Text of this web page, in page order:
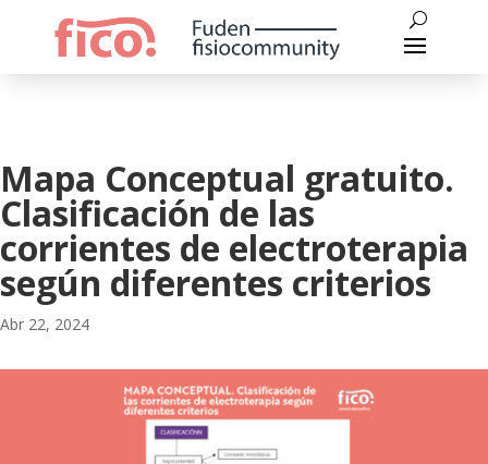
Mapa Conceptual gratuito.
Clasificación de las
corrientes de electroterapia
según diferentes criterios
Abr 22, 2024